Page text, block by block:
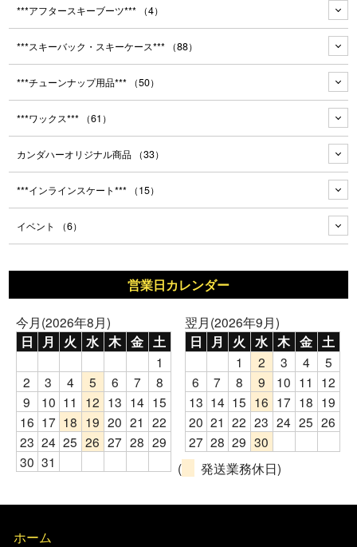
***アフタースキーブーツ*** （4）
***スキーバック・スキーケース*** （88）
***チューンナップ用品*** （50）
***ワックス*** （61）
カンダハーオリジナル商品 （33）
***インラインスケート*** （15）
イベント （6）
営業日カレンダー
今月(2026年8月)
日 月 火 水 木 金 土
1
2
3 4 5 6 7
8
9
10 11 12 13 14 15
16 17 18 19 20 21 22
23 24 25 26 27 28 29
30 31
翌月(2026年9月)
日 月 火 水 木 金 土
1 2 3 4
5
6
7 8 9 10 11
12
13 14 15 16 17 18 19
20 21 22 23 24 25 26
27 28 29 30
(
発送業務休日)
ホーム